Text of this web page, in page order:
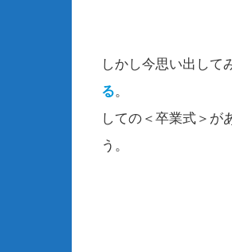
しかし今思い出して
る。 と
しての＜卒業式＞が